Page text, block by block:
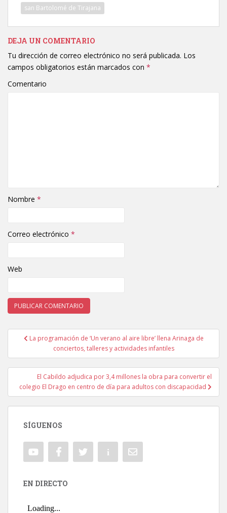
san Bartolomé de Tirajana
DEJA UN COMENTARIO
Tu dirección de correo electrónico no será publicada. Los
campos obligatorios están marcados con *
Comentario
Nombre *
Correo electrónico *
Web
Navegación de entradas
La programación de ‘Un verano al aire libre’ llena Arinaga de
conciertos, talleres y actividades infantiles
El Cabildo adjudica por 3,4 millones la obra para convertir el
colegio El Drago en centro de día para adultos con discapacidad
SÍGUENOS
EN DIRECTO